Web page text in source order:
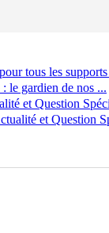
tous les
le gardien de nos ...
et Question
et Question